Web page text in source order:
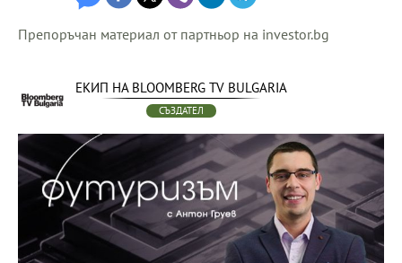
Препоръчан материал от партньор на investor.bg
ЕКИП НА BLOOMBERG TV BULGARIA
СЪЗДАТЕЛ